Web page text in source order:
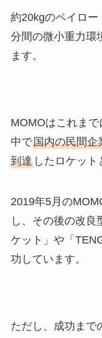
約20kgのペイロ
分間の微小重力環
ます。
MOMOはこれま
中で国内の民間企
到達したロケット
2019年5月の
し、その後の改良
ケット」や「
功しています。
ただし、成功まで